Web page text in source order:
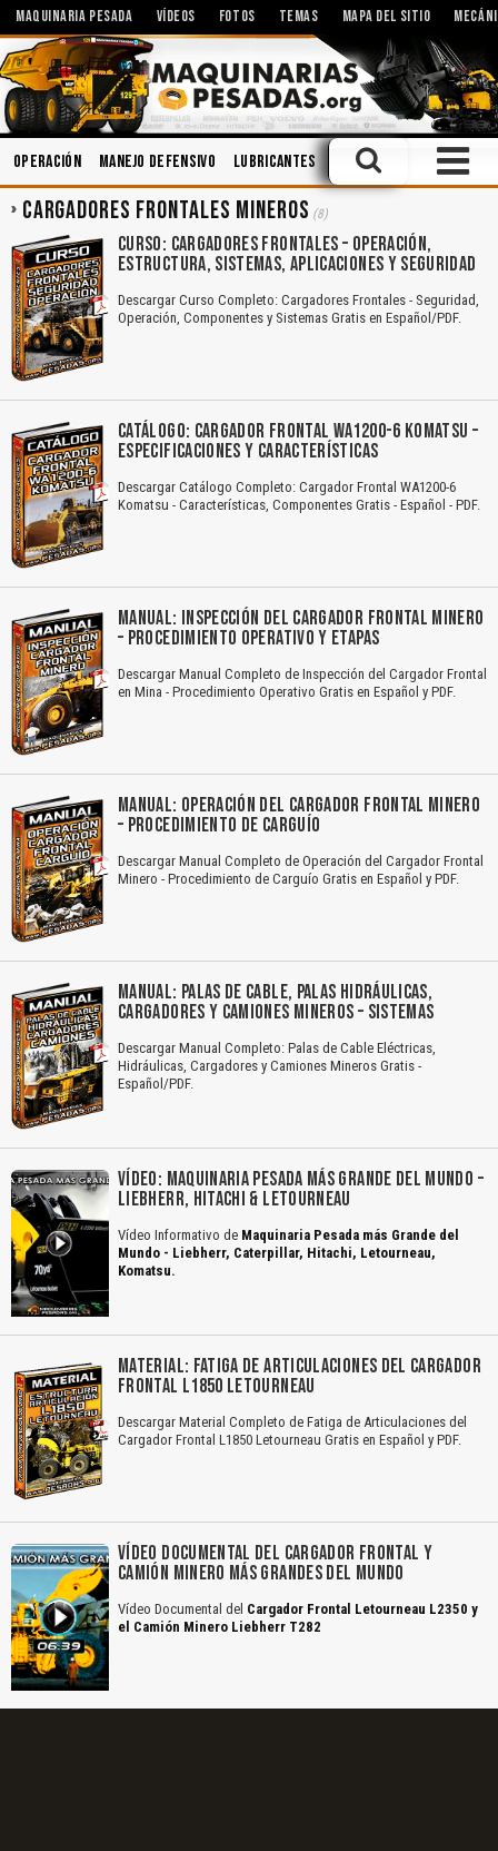
MAQUINARIA PESADA VÍDEOS FOTOS TEMAS MAPA DEL SITIO
Operación Manejo Defensivo Lubricantes Minería Motores
CARGADORES FRONTALES MINEROS (8)
CURSO: CARGADORES FRONTALES – OPERACIÓN,
ESTRUCTURA, SISTEMAS, APLICACIONES Y SEGURIDAD
Descargar Curso Completo: Cargadores Frontales - Seguridad,
Operación, Componentes y Sistemas Gratis en Español/PDF.
CATÁLOGO: CARGADOR FRONTAL WA1200-6 KOMATSU –
ESPECIFICACIONES Y CARACTERÍSTICAS
Descargar Catálogo Completo: Cargador Frontal WA1200-6
Komatsu - Características, Componentes Gratis - Español - PDF.
MANUAL: INSPECCIÓN DEL CARGADOR FRONTAL MINERO
– PROCEDIMIENTO OPERATIVO Y ETAPAS
Descargar Manual Completo de Inspección del Cargador Frontal
en Mina - Procedimiento Operativo Gratis en Español y PDF.
MANUAL: OPERACIÓN DEL CARGADOR FRONTAL MINERO
– PROCEDIMIENTO DE CARGUÍO
Descargar Manual Completo de Operación del Cargador Frontal
Minero - Procedimiento de Carguío Gratis en Español y PDF.
MANUAL: PALAS DE CABLE, PALAS HIDRÁULICAS,
CARGADORES Y CAMIONES MINEROS – SISTEMAS
Descargar Manual Completo: Palas de Cable Eléctricas,
Hidráulicas, Cargadores y Camiones Mineros Gratis -
Español/PDF.
VÍDEO: MAQUINARIA PESADA MÁS GRANDE DEL MUNDO –
LIEBHERR, HITACHI & LETOURNEAU
Vídeo Informativo de Maquinaria Pesada más Grande del
Mundo - Liebherr, Caterpillar, Hitachi, Letourneau,
Komatsu.
MATERIAL: FATIGA DE ARTICULACIONES DEL CARGADOR
FRONTAL L1850 LETOURNEAU
Descargar Material Completo de Fatiga de Articulaciones del
Cargador Frontal L1850 Letourneau Gratis en Español y PDF.
VÍDEO DOCUMENTAL DEL CARGADOR FRONTAL Y
CAMIÓN MINERO MÁS GRANDES DEL MUNDO
Vídeo Documental del Cargador Frontal Letourneau L2350 y
el Camión Minero Liebherr T282
Texto o Imagen de portada son erróneos.
No carga o no se visualiza el contenido.
Reportar otro tipo de error...